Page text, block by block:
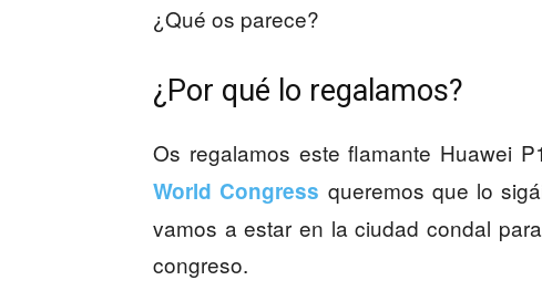
¿Qué os parece?
¿Por qué lo regalamos?
Os regalamos este flamante Huawei
World Congress queremos que lo
vamos a estar en la ciudad condal
congreso.